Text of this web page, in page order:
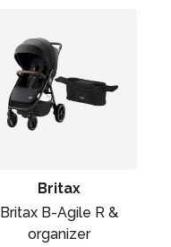
Britax
Britax B-Agile R &
organizer